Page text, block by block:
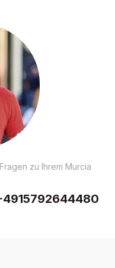
zu Ihrem Murcia